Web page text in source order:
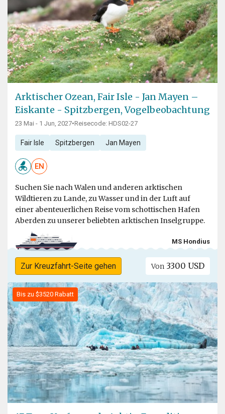
Arktischer Ozean, Fair Isle - Jan Mayen –
Eiskante - Spitzbergen, Vogelbeobachtung
23 Mai - 1 Jun, 2027•Reisecode: HDS02-27
Fair Isle Spitzbergen Jan Mayen
EN
Suchen Sie nach Walen und anderen arktischen
Wildtieren zu Lande, zu Wasser und in der Luft auf
einer abenteuerlichen Reise vom schottischen Hafen
Aberden zu unserer beliebten arktischen Inselgruppe.
MS Hondius
Zur Kreuzfahrt-Seite gehen Von 3300 USD
Bis zu $3520 Rabatt